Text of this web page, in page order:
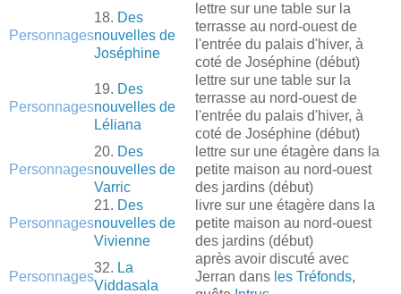
Personnages
18. Des
nouvelles de
Joséphine
lettre sur une table sur la
terrasse au nord-ouest de
l'entrée du palais d'hiver, à
coté de Joséphine (début)
Personnages
19. Des
nouvelles de
Léliana
lettre sur une table sur la
terrasse au nord-ouest de
l'entrée du palais d'hiver, à
coté de Joséphine (début)
Personnages
20. Des
nouvelles de
Varric
lettre sur une étagère dans la
petite maison au nord-ouest
des jardins (début)
Personnages
21. Des
nouvelles de
Vivienne
livre sur une étagère dans la
petite maison au nord-ouest
des jardins (début)
Personnages
32. La
Viddasala
après avoir discuté avec
Jerran dans les Tréfonds,